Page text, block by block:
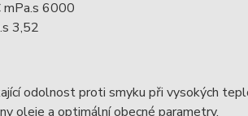
mPa.s 6000
3,52
odolnost proti smyku při vysokých
oleje a optimální obecné parametry.